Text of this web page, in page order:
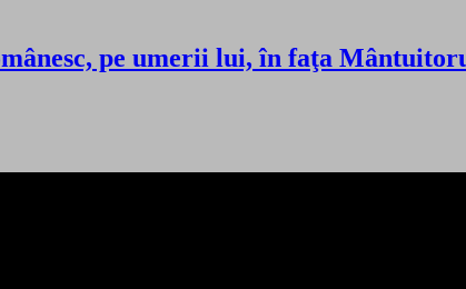
pe umerii lui, în faţa